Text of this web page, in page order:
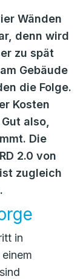
Wänden
denn wird
zu spät
Gebäude
die Folge.
Kosten
also,
Die
2.0 von
zugleich
in